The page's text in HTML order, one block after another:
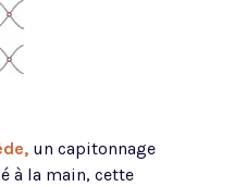
un capitonnage
à la main, cette